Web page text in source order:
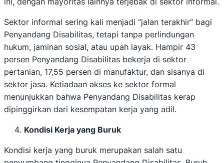
Sektor informal sering kali menjadi “jalan terakhir” bagi
Penyandang Disabilitas, tetapi tanpa perlindungan
hukum, jaminan sosial, atau upah layak. Hampir 43
persen Penyandang Disabilitas bekerja di sektor
pertanian, 17,55 persen di manufaktur, dan sisanya di
sektor jasa. Ketiadaan akses ke sektor formal
menunjukkan bahwa Penyandang Disabilitas kerap
dipinggirkan dari kesempatan kerja yang adil.
Kondisi Kerja yang Buruk
Kondisi kerja yang buruk merupakan salah satu